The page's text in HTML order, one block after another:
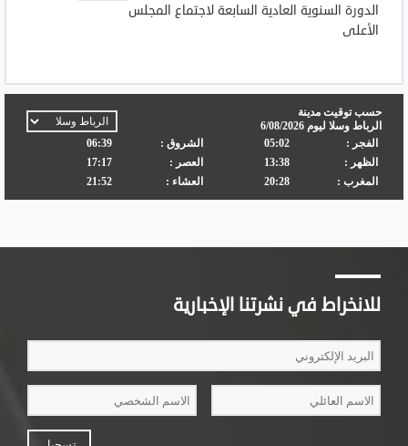
الدورة السنوية العادية السابعة لاجتماع المجلس
الأعلى
للانخراط في نشرتنا الإخبارية